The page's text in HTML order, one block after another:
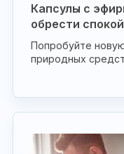
Капсулы с
обрести
Попробуйте
природных